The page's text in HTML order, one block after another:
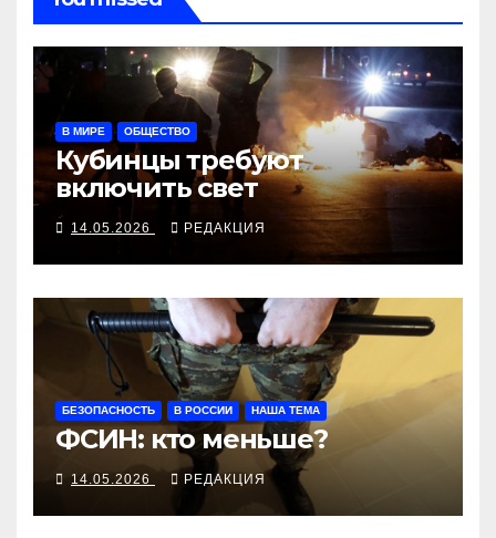
В МИРЕ ОБЩЕСТВО
Кубинцы требуют
включить свет
14.05.2026 РЕДАКЦИЯ
БЕЗОПАСНОСТЬ В РОССИИ НАША ТЕМА
ФСИН: кто меньше?
14.05.2026 РЕДАКЦИЯ